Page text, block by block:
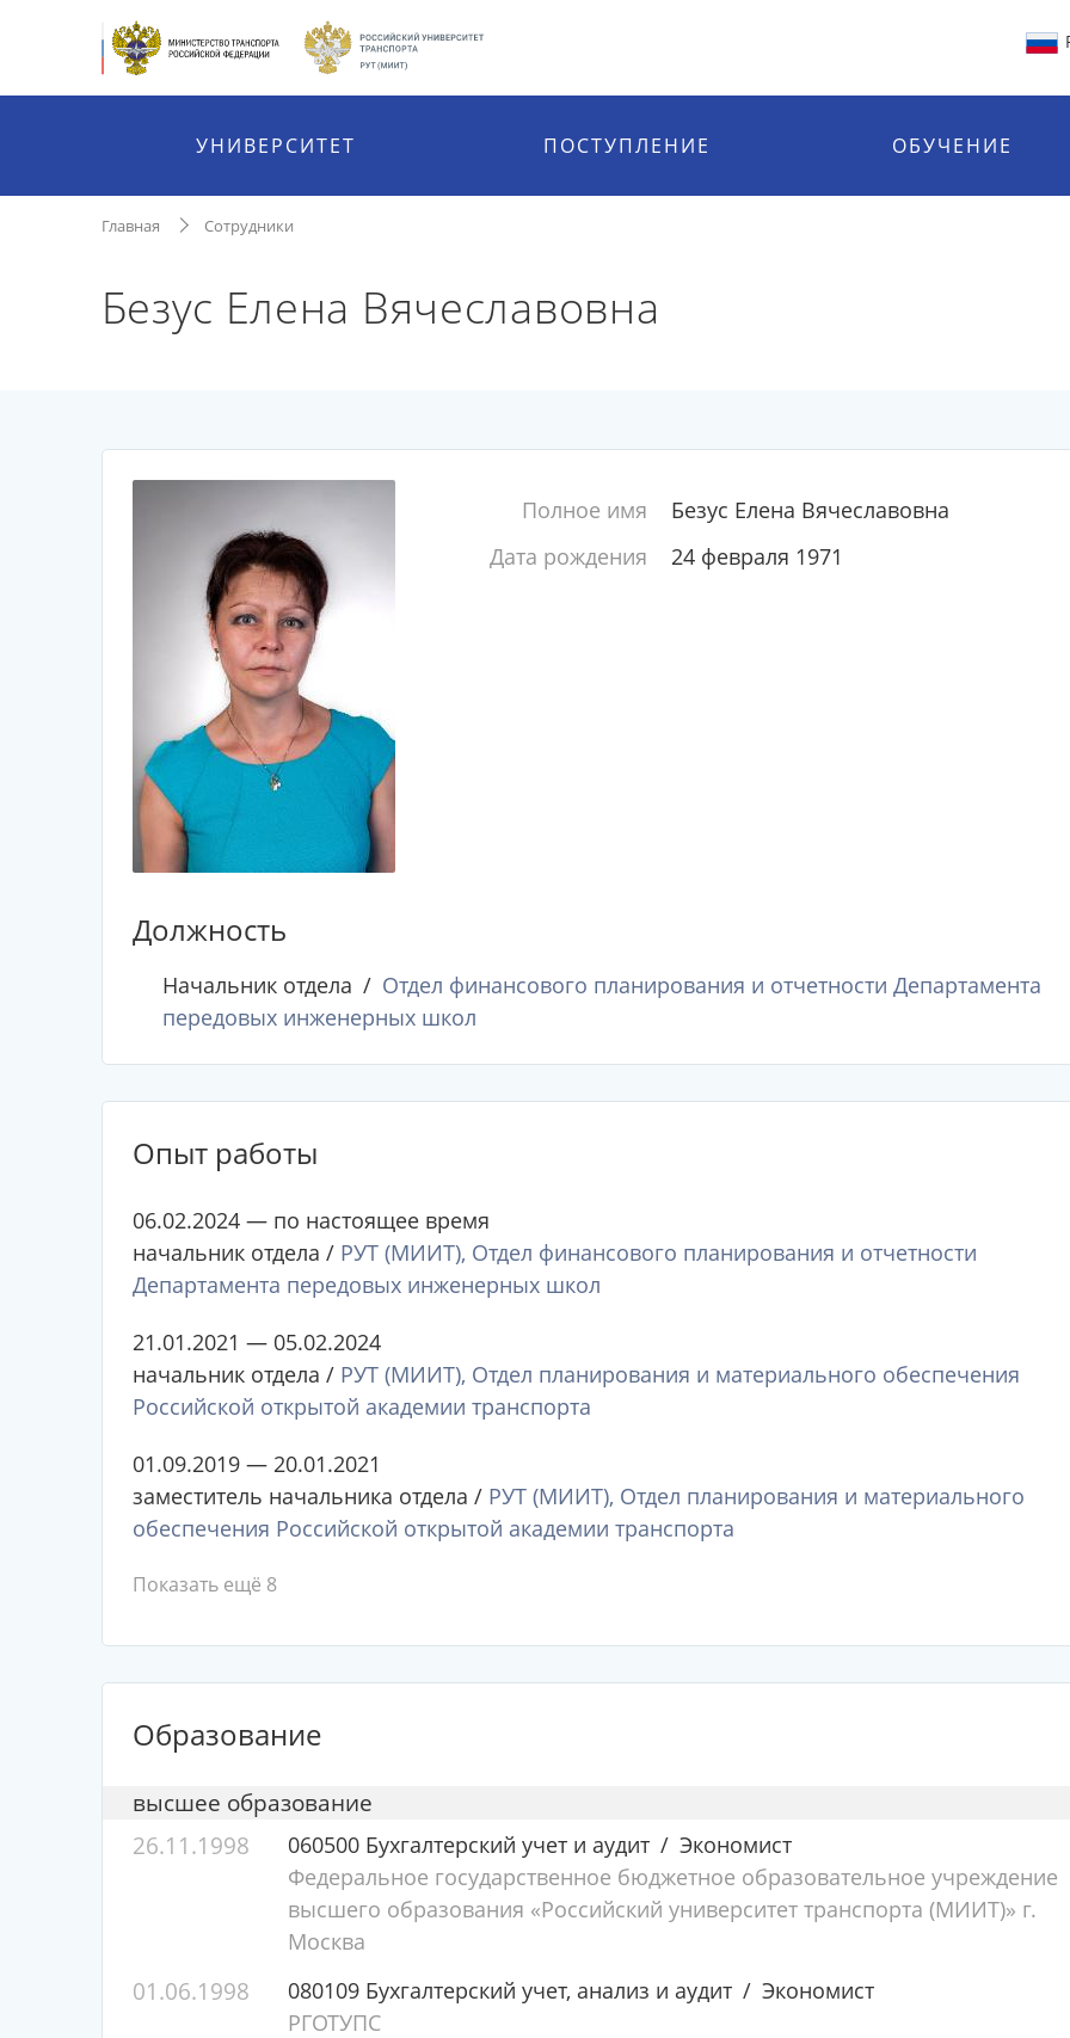
УНИВЕРСИТЕТ ПОСТУПЛЕНИЕ ОБУЧЕНИЕ
Главная Сотрудники
Безус Елена Вячеславовна
Полное имя
Безус Елена Вячеславовна
Дата рождения
24 февраля 1971
Должность
Начальник отдела
Отдел финансового планирования и отчетности Департамента
передовых инженерных школ
Опыт работы
06.02.2024 — по настоящее время
начальник отдела / РУТ (МИИТ), Отдел финансового планирования и отчетности
Департамента передовых инженерных школ
21.01.2021 — 05.02.2024
начальник отдела / РУТ (МИИТ), Отдел планирования и материального обеспечения
Российской открытой академии транспорта
01.09.2019 — 20.01.2021
заместитель начальника отдела / РУТ (МИИТ), Отдел планирования и материального
обеспечения Российской открытой академии транспорта
Показать ещё 8
Образование
высшее образование
26.11.1998
060500 Бухгалтерский учет и аудит
Экономист
Федеральное государственное бюджетное образовательное учреждение
высшего образования «Российский университет транспорта (МИИТ)» г.
Москва
01.06.1998 080109 Бухгалтерский учет, анализ и аудит
Экономист
РГОТУПС